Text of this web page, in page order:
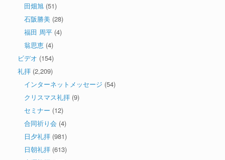
田畑旭 (51)
石阪勝美 (28)
福田 周平 (4)
翁思恵 (4)
ビデオ (154)
礼拝 (2,209)
インターネットメッセージ (54)
クリスマス礼拝 (9)
セミナー (12)
合同祈り会 (4)
日夕礼拝 (981)
日朝礼拝 (613)